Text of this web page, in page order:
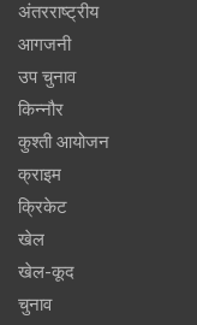
अंतरराष्ट्रीय
आगजनी
उप चुनाव
किन्नौर
कुश्ती आयोजन
क्राइम
क्रिकेट
खेल
खेल-कूद
चुनाव